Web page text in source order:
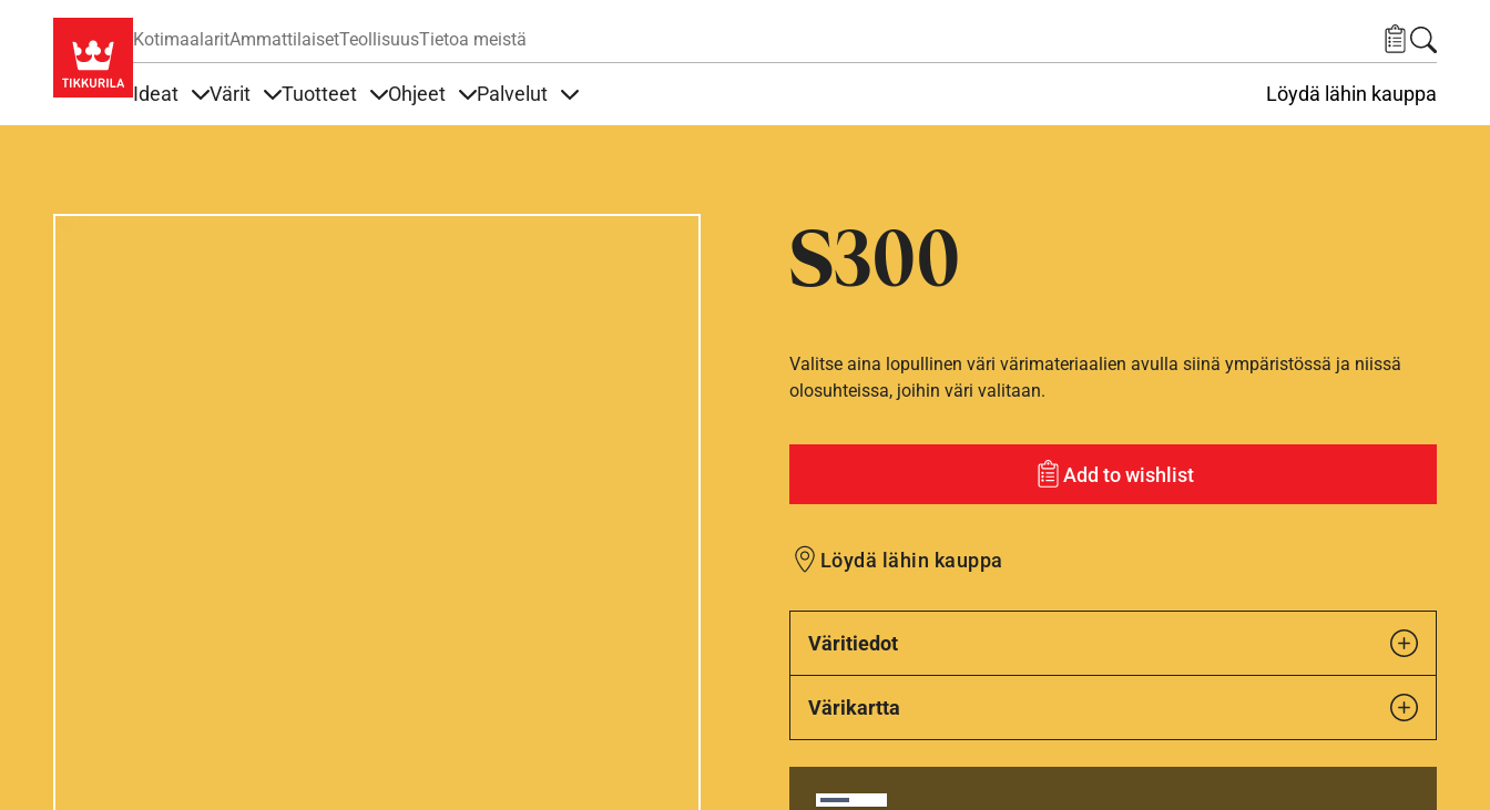
KotimaalaritAmmattilaisetTeollisuusTietoa meistä
Ideat Värit Tuotteet Ohjeet Palvelut Löydä lähin kauppa
S300
Valitse aina lopullinen väri värimateriaalien avulla siinä ympäristössä ja niissä
olosuhteissa, joihin väri valitaan.
Add to wishlist
Löydä lähin kauppa
Väritiedot
Värikartta